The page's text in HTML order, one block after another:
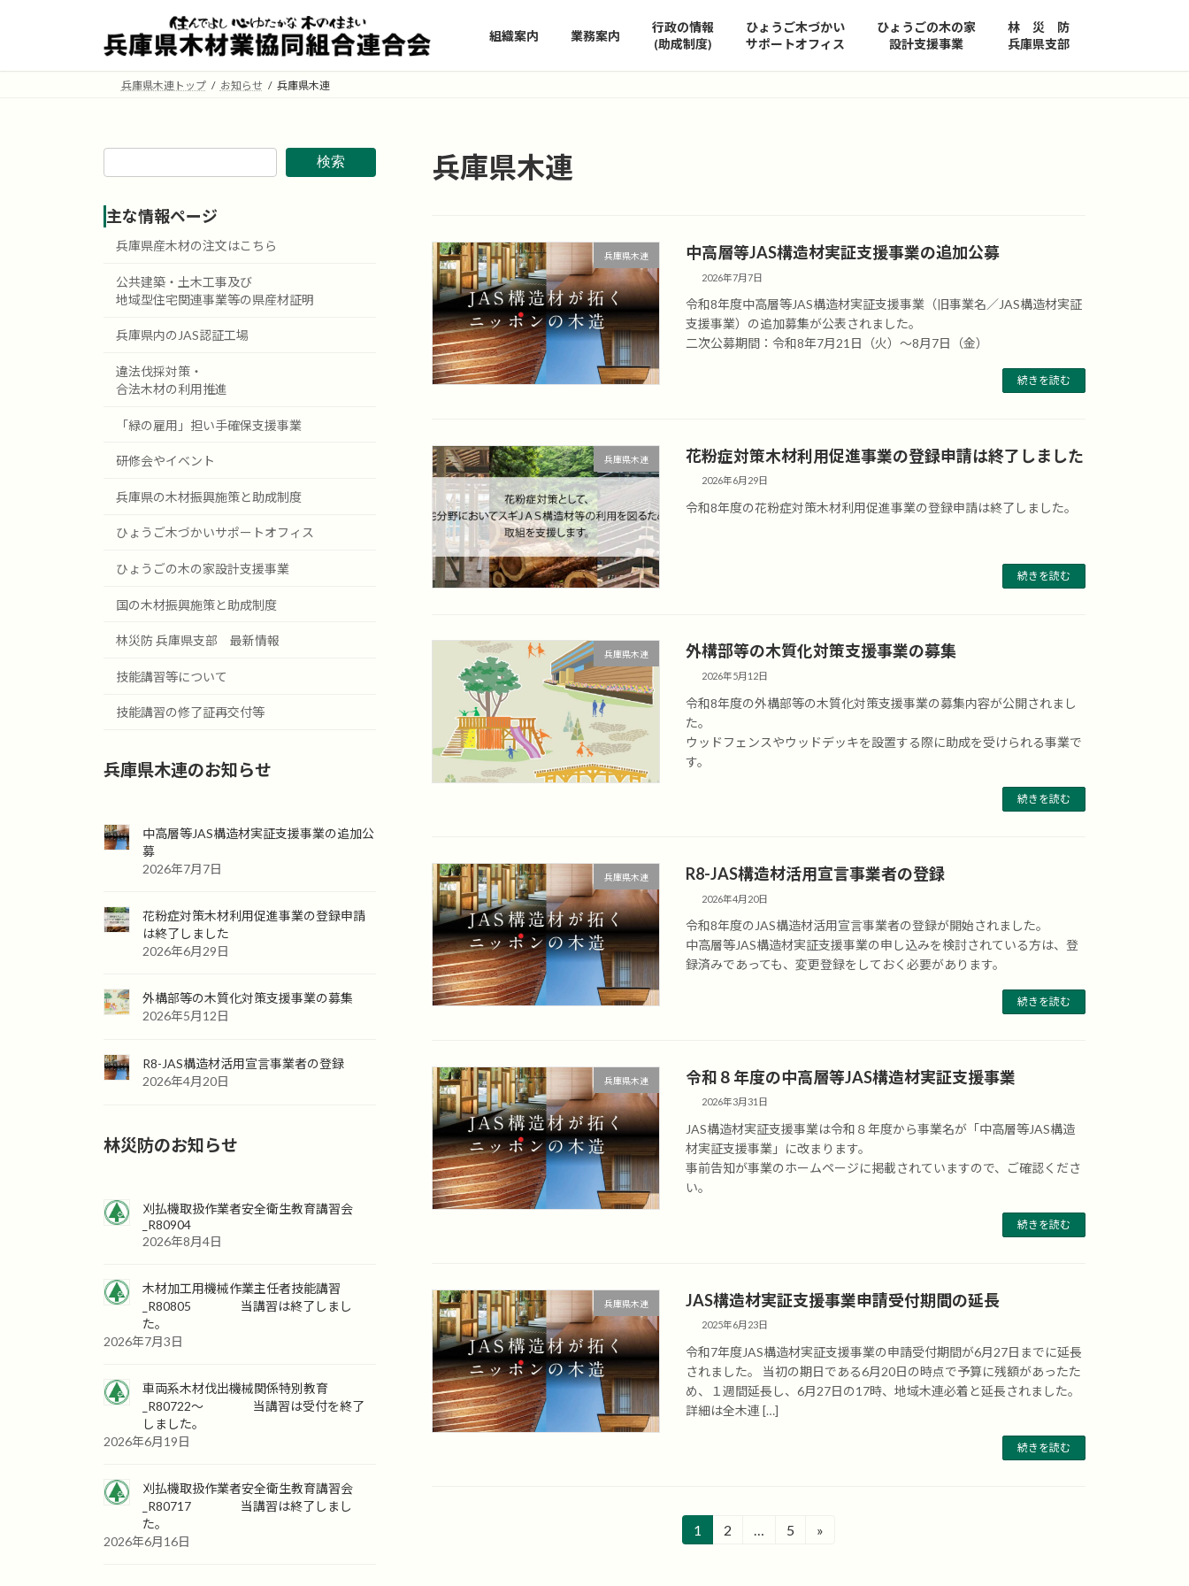
ン
ー
組織案内 業務案内
行政の情報
(助成制度)
ひょうご木づかい
サポートオフィス
ひょうごの木の家
設計支援事業
林 災 防
兵庫県支部
兵庫県木連トップ お知らせ 兵庫県木連
兵庫県木連
兵庫県木連 中高層等JAS構造材実証支援事業の追加公募
2026年7月7日
令和8年度中高層等JAS構造材実証支援事業（旧事業名／JAS構造材実証
支援事業）の追加募集が公表されました。
二次公募期間：令和8年7月21日（火）～8月7日（金）
続きを読む
兵庫県木連 花粉症対策木材利用促進事業の登録申請は終了しました
2026年6月29日
令和8年度の花粉症対策木材利用促進事業の登録申請は終了しました。
続きを読む
兵庫県木連 外構部等の木質化対策支援事業の募集
2026年5月12日
令和8年度の外構部等の木質化対策支援事業の募集内容が公開されまし
た。
ウッドフェンスやウッドデッキを設置する際に助成を受けられる事業で
す。
続きを読む
兵庫県木連 R8-JAS構造材活用宣言事業者の登録
2026年4月20日
令和8年度のJAS構造材活用宣言事業者の登録が開始されました。
中高層等JAS構造材実証支援事業の申し込みを検討されている方は、登
録済みであっても、変更登録をしておく必要があります。
続きを読む
兵庫県木連 令和８年度の中高層等JAS構造材実証支援事業
2026年3月31日
JAS構造材実証支援事業は令和８年度から事業名が「中高層等JAS構造
材実証支援事業」に改まります。
事前告知が事業のホームページに掲載されていますので、ご確認くださ
い。
続きを読む
兵庫県木連 JAS構造材実証支援事業申請受付期間の延長
2025年6月23日
令和7年度JAS構造材実証支援事業の申請受付期間が6月27日までに延長
されました。 当初の期日である6月20日の時点で予算に残額があったた
め、１週間延長し、6月27日の17時、地域木連必着と延長されました。
詳細は全木連 […]
続きを読む
固
1
固
2
固
5 »
検索
主な情報ページ
兵庫県産木材の注文はこちら
公共建築・土木工事及び
地域型住宅関連事業等の県産材証明
兵庫県内のJAS認証工場
違法伐採対策・
合法木材の利用推進
「緑の雇用」担い手確保支援事業
研修会やイベント
兵庫県の木材振興施策と助成制度
ひょうご木づかいサポートオフィス
ひょうごの木の家設計支援事業
国の木材振興施策と助成制度
林災防 兵庫県支部 最新情報
技能講習等について
技能講習の修了証再交付等
兵庫県木連のお知らせ
中高層等JAS構造材実証支援事業の追加公
募
2026年7月7日
花粉症対策木材利用促進事業の登録申請
は終了しました
2026年6月29日
外構部等の木質化対策支援事業の募集
2026年5月12日
R8-JAS構造材活用宣言事業者の登録
2026年4月20日
林災防のお知らせ
刈払機取扱作業者安全衛生教育講習会
_R80904
2026年8月4日
木材加工用機械作業主任者技能講習
_R80805 当講習は終了しまし
た。
2026年7月3日
車両系木材伐出機械関係特別教育
_R80722～ 当講習は受付を終了
しました。
2026年6月19日
刈払機取扱作業者安全衛生教育講習会
_R80717 当講習は終了しまし
た。
2026年6月16日